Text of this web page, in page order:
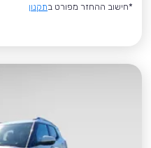
*חישוב ההחזר מפורט בתקנון